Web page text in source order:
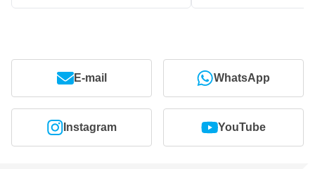
E-mail WhatsApp
Instagram YouTube